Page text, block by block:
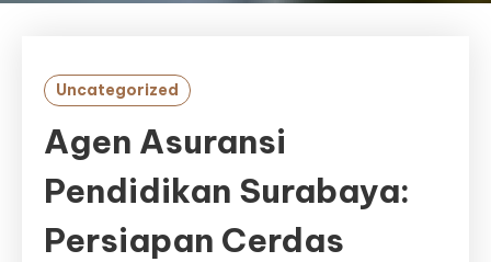
Uncategorized
Agen Asuransi
Pendidikan Surabaya:
Persiapan Cerdas